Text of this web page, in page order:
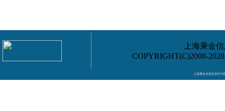
上海秉金
COPYRIGHT(C)2008-
上海秉金信息科技作